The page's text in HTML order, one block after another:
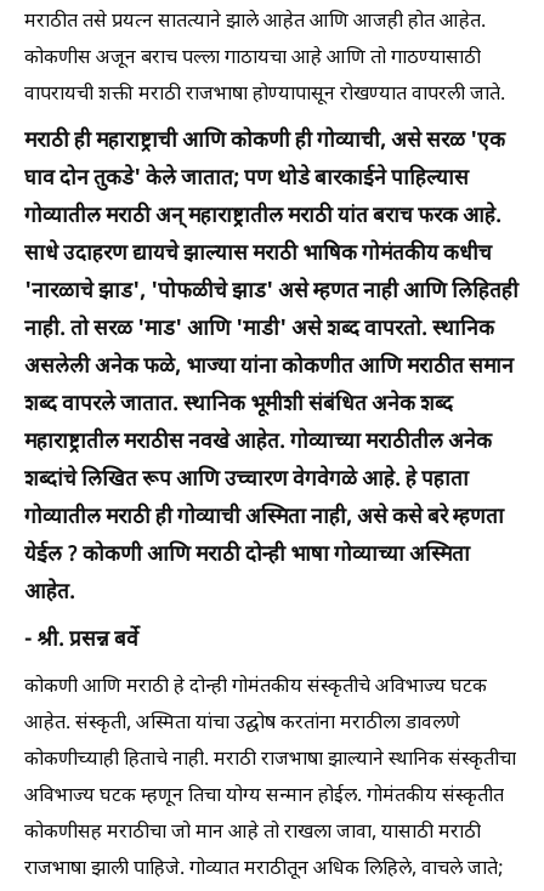
मराठीत तसे प्रयत्न सातत्याने झाले आहेत आणि आजही होत आहेत.
कोकणीस अजून बराच पल्ला गाठायचा आहे आणि तो गाठण्यासाठी
वापरायची शक्ती मराठी राजभाषा होण्यापासून रोखण्यात वापरली जाते.
मराठी ही महाराष्ट्राची आणि कोकणी ही गोव्याची, असे सरळ 'एक
घाव दोन तुकडे' केले जातात; पण थोडे बारकाईने पाहिल्यास
गोव्यातील मराठी अन् महाराष्ट्रातील मराठी यांत बराच फरक आहे.
साधे उदाहरण द्यायचे झाल्यास मराठी भाषिक गोमंतकीय कधीच
'नारळाचे झाड', 'पोफळीचे झाड' असे म्हणत नाही आणि लिहितही
नाही. तो सरळ 'माड' आणि 'माडी' असे शब्द वापरतो. स्थानिक
असलेली अनेक फळे, भाज्या यांना कोकणीत आणि मराठीत समान
शब्द वापरले जातात. स्थानिक भूमीशी संबंधित अनेक शब्द
महाराष्ट्रातील मराठीस नवखे आहेत. गोव्याच्या मराठीतील अनेक
शब्दांचे लिखित रूप आणि उच्चारण वेगवेगळे आहे. हे पहाता
गोव्यातील मराठी ही गोव्याची अस्मिता नाही, असे कसे बरे म्हणता
येईल ? कोकणी आणि मराठी दोन्ही भाषा गोव्याच्या अस्मिता
आहेत.
- श्री. प्रसन्न बर्वे
कोकणी आणि मराठी हे दोन्ही गोमंतकीय संस्कृतीचे अविभाज्य घटक
आहेत. संस्कृती, अस्मिता यांचा उद्घोष करतांना मराठीला डावलणे
कोकणीच्याही हिताचे नाही. मराठी राजभाषा झाल्याने स्थानिक संस्कृतीचा
अविभाज्य घटक म्हणून तिचा योग्य सन्मान होईल. गोमंतकीय संस्कृतीत
कोकणीसह मराठीचा जो मान आहे तो राखला जावा, यासाठी मराठी
राजभाषा झाली पाहिजे. गोव्यात मराठीतून अधिक लिहिले, वाचले जाते;